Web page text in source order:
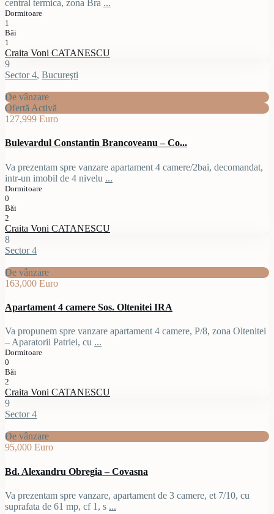
central termica, zona Bra ...
Dormitoare
1
Băi
1
Craita Voni CATANESCU
9
Sector 4, Bucureşti
De vânzare
Ofertă Activă
127,999 Euro
Bulevardul Constantin Brancoveanu – Co...
Va prezentam spre vanzare apartament 4 camere/2bai, decomandat,
intr-un imobil de 4 nivelu ...
Dormitoare
0
Băi
2
Craita Voni CATANESCU
8
Sector 4
De vânzare
163,000 Euro
Apartament 4 camere Sos. Oltenitei IRA
Va propunem spre vanzare apartament 4 camere, P/8, zona Oltenitei
– Aparatorii Patriei, cu ...
Dormitoare
0
Băi
2
Craita Voni CATANESCU
9
Sector 4
De vânzare
95,000 Euro
Bd. Alexandru Obregia – Covasna
Va prezentam spre vanzare, apartament de 3 camere, et 7/10, cu
suprafata de 61 mp, cf 1, s ...